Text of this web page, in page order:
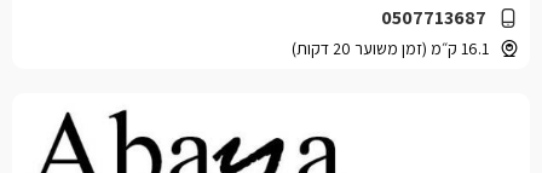
0507713687
16.1 ק״מ (זמן משוער 20 דקות)